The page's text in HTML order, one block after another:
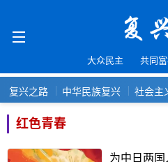
大众民主 共同
复兴之路 中华民族复兴 社会主
红色青春
为中日两